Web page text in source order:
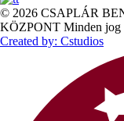
© 2026 CSAPLÁR
KÖZPONT Minden jog
Created by: Cstudios